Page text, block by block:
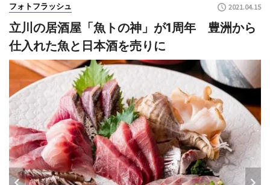
フォトフラッシュ 2021.04.15
立川の居酒屋「魚トの神」が1周年 豊洲から
仕入れた魚と日本酒を売りに